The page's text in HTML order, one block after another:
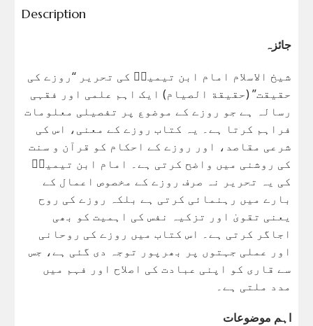
Description
جائزہ
شیخ الاسلام امام ابن تیمیہؒ کی تحریر “روزے کی
حقیقت” (حقیقة الصیام) ایک اہم علمی اور فقہی
رسالہ ہے جو روزے کے موضوع پر تفصیلی معلومات
فراہم کرتا ہے۔ یہ کتاب روزے کے معنی، اس کی
شرعی مقاصد، اور روزے کے احکام کو قرآن و سنت
کی روشنی میں واضح کرتی ہے۔ امام ابن تیمیہؒ
کی یہ تحریر نہ صرف روزے کے مخصوص اعمال کے
بارے میں رہنمائی کرتی ہے بلکہ روزے کی روح
یعنی تقویٰ اور تزکیہ نفس کی اہمیت کو بھی
اجاگر کرتی ہے۔ اس کتاب میں روزے کی روحانی
اور عملی جہتوں پر بھرپور توجہ دی گئی ہے، جس
سے قاری کو اپنی عبادت کی اصلاح اور فہم میں
مدد ملتی ہے۔
اہم موضوعات